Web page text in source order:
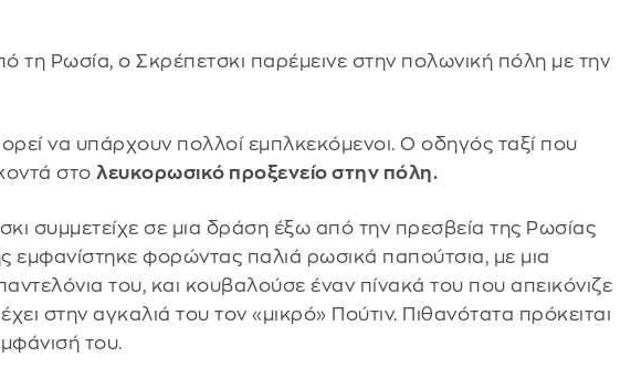
τη Ρωσία, ο Σκρέπετσκι παρέμεινε στην πολωνική πόλη με την
να υπάρχουν πολλοί εμπλκεκόμενοι. Ο οδηγός ταξί που
στο λευκορωσικό προξενείο στην πόλη.
συμμετείχε σε μια δράση έξω από την πρεσβεία της Ρωσίας
εμφανίστηκε φορώντας παλιά ρωσικά παπούτσια, με μια
του, και κουβαλούσε έναν πίνακά του που απεικόνιζε
στην αγκαλιά του τον «μικρό» Πούτιν. Πιθανότατα πρόκειται
του.